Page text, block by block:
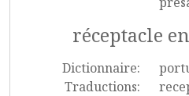
réceptacle
Dictionnaire:
Traductions: